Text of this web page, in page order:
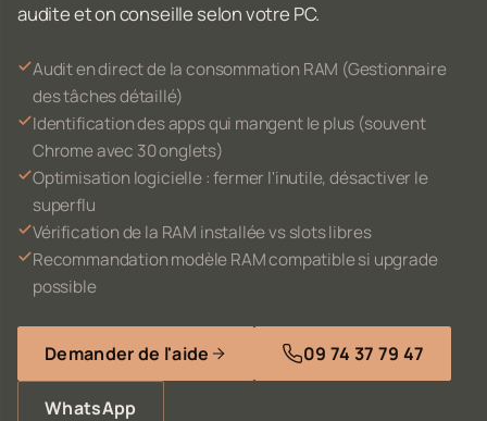
audite et on conseille selon votre PC.
Audit en direct de la consommation RAM (Gestionnaire
des tâches détaillé)
Identification des apps qui mangent le plus (souvent
Chrome avec 30 onglets)
Optimisation logicielle : fermer l'inutile, désactiver le
superflu
Vérification de la RAM installée vs slots libres
Recommandation modèle RAM compatible si upgrade
possible
Demander de l'aide 09 74 37 79 47
WhatsApp